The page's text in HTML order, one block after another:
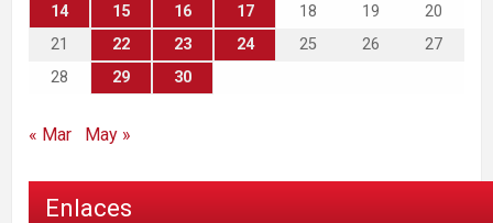
14
15 16 17 18 19
20
21
22 23 24 25 26
27
28
29 30
« Mar May »
Enlaces